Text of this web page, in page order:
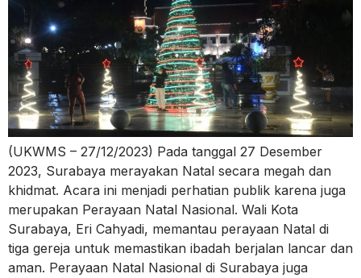
(UKWMS – 27/12/2023) Pada tanggal 27 Desember
2023, Surabaya merayakan Natal secara megah dan
khidmat. Acara ini menjadi perhatian publik karena juga
merupakan Perayaan Natal Nasional. Wali Kota
Surabaya, Eri Cahyadi, memantau perayaan Natal di
tiga gereja untuk memastikan ibadah berjalan lancar dan
aman. Perayaan Natal Nasional di Surabaya juga